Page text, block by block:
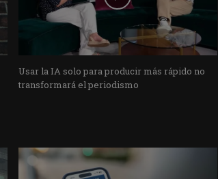
Usar la IA solo para producir más rápido no
transformará el periodismo